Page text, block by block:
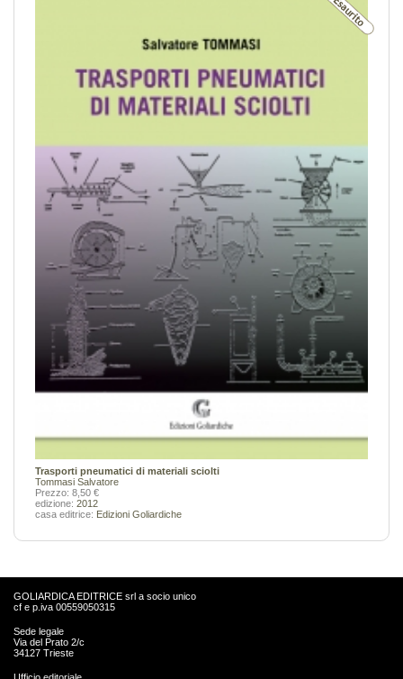
Trasporti pneumatici di materiali sciolti
Tommasi Salvatore
Prezzo: 8,50 €
edizione: 2012
casa editrice: Edizioni Goliardiche
GOLIARDICA EDITRICE srl a socio unico
cf e p.iva 00559050315
Sede legale
Via del Prato 2/c
34127 Trieste